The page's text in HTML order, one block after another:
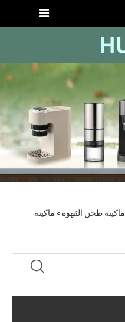
ماكينة طحن القهوة > ماكينة